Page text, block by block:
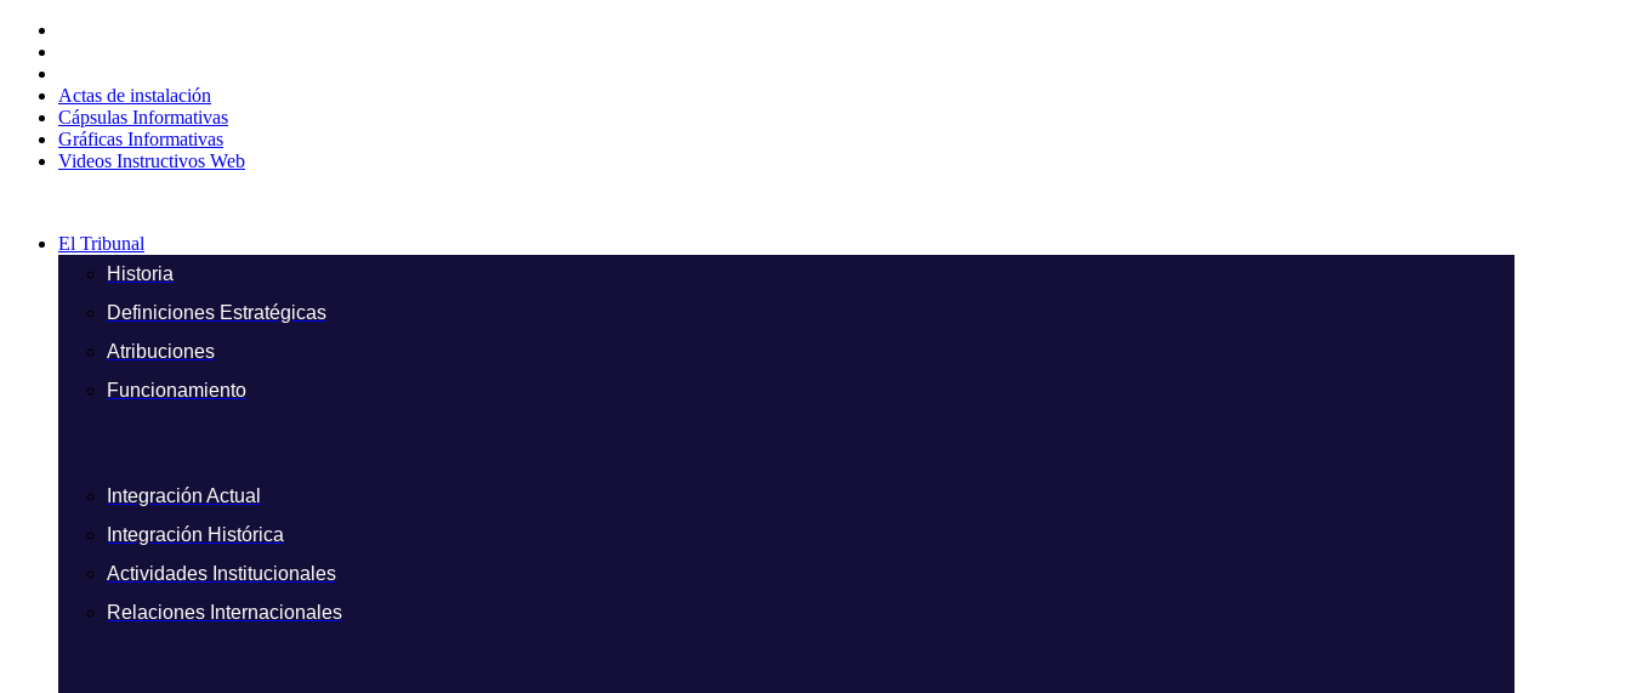
contenido
Actas de instalación
Cápsulas Informativas
Gráficas Informativas
Videos Instructivos Web
El Tribunal
Historia
Definiciones Estratégicas
Atribuciones
Funcionamiento
Integración Actual
Integración Histórica
Actividades Institucionales
Relaciones Internacionales